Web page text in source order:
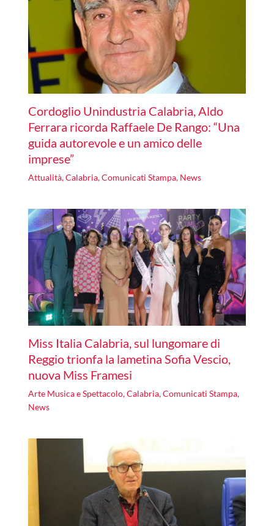
Cordoglio Unindustria Calabria, Aldo
Ferrara ricorda Raffaele De Rango: “Una
guida autorevole e un amico delle
imprese”
Attualità,Calabria,Comunicati Stampa, News
Miss Italia Calabria, sul lungomare di
Reggio trionfa la lametina Sofia Vescio,
nuova Miss Framesi
Arte Musica e Spettacolo,Calabria,Comunicati Stampa,
News